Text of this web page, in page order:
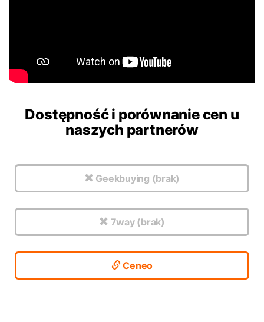
Dostępność i porównanie cen u
naszych partnerów
Geekbuying (brak)
7way (brak)
Ceneo